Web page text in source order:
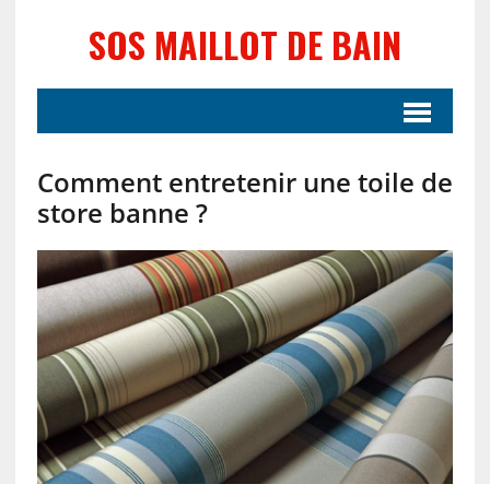
SOS MAILLOT DE BAIN
Comment entretenir une toile de
store banne ?